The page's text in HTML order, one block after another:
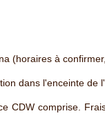
(horaires à
dans l'enceinte de
CDW comprise.